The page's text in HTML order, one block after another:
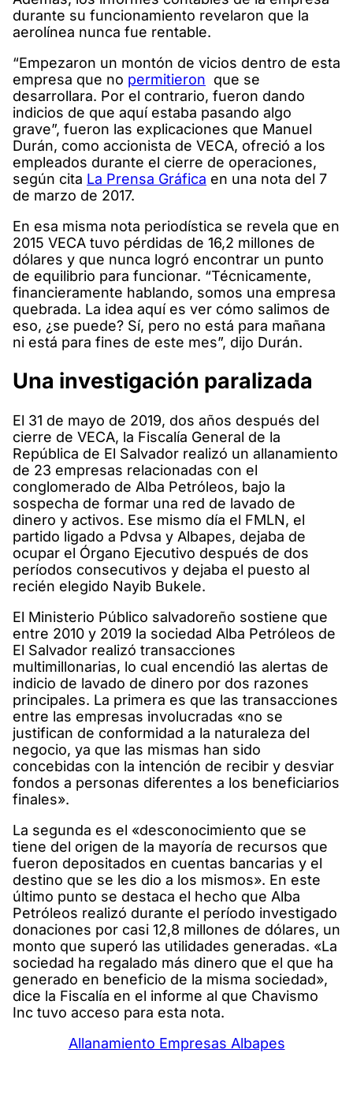
durante su funcionamiento revelaron que la
aerolínea nunca fue rentable.
“Empezaron un montón de vicios dentro de esta
empresa que no permitieron que se
desarrollara. Por el contrario, fueron dando
indicios de que aquí estaba pasando algo
grave”, fueron las explicaciones que Manuel
Durán, como accionista de VECA, ofreció a los
empleados durante el cierre de operaciones,
según cita La Prensa Gráfica en una nota del 7
de marzo de 2017.
En esa misma nota periodística se revela que en
2015 VECA tuvo pérdidas de 16,2 millones de
dólares y que nunca logró encontrar un punto
de equilibrio para funcionar. “Técnicamente,
financieramente hablando, somos una empresa
quebrada. La idea aquí es ver cómo salimos de
eso, ¿se puede? Sí, pero no está para mañana
ni está para fines de este mes”, dijo Durán.
Una investigación paralizada
El 31 de mayo de 2019, dos años después del
cierre de VECA, la Fiscalía General de la
República de El Salvador realizó un allanamiento
de 23 empresas relacionadas con el
conglomerado de Alba Petróleos, bajo la
sospecha de formar una red de lavado de
dinero y activos. Ese mismo día el FMLN, el
partido ligado a Pdvsa y Albapes, dejaba de
ocupar el Órgano Ejecutivo después de dos
períodos consecutivos y dejaba el puesto al
recién elegido Nayib Bukele.
El Ministerio Público salvadoreño sostiene que
entre 2010 y 2019 la sociedad Alba Petróleos de
El Salvador realizó transacciones
multimillonarias, lo cual encendió las alertas de
indicio de lavado de dinero por dos razones
principales. La primera es que las transacciones
entre las empresas involucradas «no se
justifican de conformidad a la naturaleza del
negocio, ya que las mismas han sido
concebidas con la intención de recibir y desviar
fondos a personas diferentes a los beneficiarios
finales».
La segunda es el «desconocimiento que se
tiene del origen de la mayoría de recursos que
fueron depositados en cuentas bancarias y el
destino que se les dio a los mismos». En este
último punto se destaca el hecho que Alba
Petróleos realizó durante el período investigado
donaciones por casi 12,8 millones de dólares, un
monto que superó las utilidades generadas. «La
sociedad ha regalado más dinero que el que ha
generado en beneficio de la misma sociedad»,
dice la Fiscalía en el informe al que Chavismo
Inc tuvo acceso para esta nota.
Allanamiento Empresas Albapes